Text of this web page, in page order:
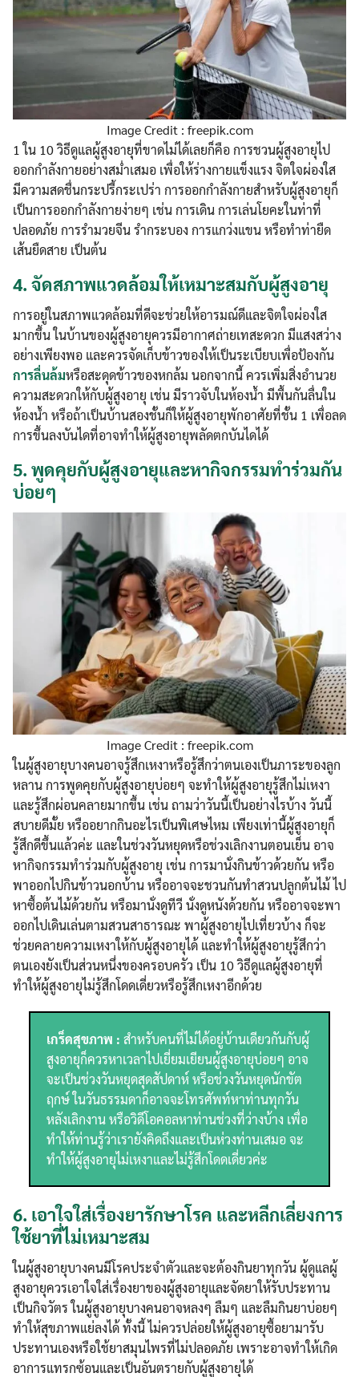
Image Credit : freepik.com
1 ใน 10 วิธีดูแลผู้สูงอายุที่ขาดไม่ได้เลยก็คือ การชวนผู้สูงอายุไป
ออกกำลังกายอย่างสม่ำเสมอ เพื่อให้ร่างกายแข็งแรง จิตใจผ่องใส
มีความสดชื่นกระปรี้กระเปร่า การออกกำลังกายสำหรับผู้สูงอายุก็
เป็นการออกกำลังกายง่ายๆ เช่น การเดิน การเล่นโยคะในท่าที่
ปลอดภัย การรำมวยจีน รำกระบอง การแกว่งแขน หรือทำท่ายืด
เส้นยืดสาย เป็นต้น
4. จัดสภาพแวดล้อมให้เหมาะสมกับผู้สูงอายุ
การอยู่ในสภาพแวดล้อมที่ดีจะช่วยให้อารมณ์ดีและจิตใจผ่องใส
มากขึ้น ในบ้านของผู้สูงอายุควรมีอากาศถ่ายเทสะดวก มีแสงสว่าง
อย่างเพียงพอ และควรจัดเก็บข้าวของให้เป็นระเบียบเพื่อป้องกัน
การลื่นล้มหรือสะดุดข้าวของหกล้ม นอกจากนี้ ควรเพิ่มสิ่งอำนวย
ความสะดวกให้กับผู้สูงอายุ เช่น มีราวจับในห้องน้ำ มีพื้นกันลื่นใน
ห้องน้ำ หรือถ้าเป็นบ้านสองชั้นก็ให้ผู้สูงอายุพักอาศัยที่ชั้น 1 เพื่อลด
การขึ้นลงบันไดที่อาจทำให้ผู้สูงอายุพลัดตกบันไดได้
5. พูดคุยกับผู้สูงอายุและหากิจกรรมทำร่วมกัน
บ่อยๆ
Image Credit : freepik.com
ในผู้สูงอายุบางคนอาจรู้สึกเหงาหรือรู้สึกว่าตนเองเป็นภาระของลูก
หลาน การพูดคุยกับผู้สูงอายุบ่อยๆ จะทำให้ผู้สูงอายุรู้สึกไม่เหงา
และรู้สึกผ่อนคลายมากขึ้น เช่น ถามว่าวันนี้เป็นอย่างไรบ้าง วันนี้
สบายดีมั้ย หรืออยากกินอะไรเป็นพิเศษไหม เพียงเท่านี้ผู้สูงอายุก็
รู้สึกดีขึ้นแล้วค่ะ และในช่วงวันหยุดหรือช่วงเลิกงานตอนเย็น อาจ
หากิจกรรมทำร่วมกับผู้สูงอายุ เช่น การมานั่งกินข้าวด้วยกัน หรือ
พาออกไปกินข้าวนอกบ้าน หรืออาจจะชวนกันทำสวนปลูกต้นไม้ ไป
หาซื้อต้นไม้ด้วยกัน หรือมานั่งดูทีวี นั่งดูหนังด้วยกัน หรืออาจจะพา
ออกไปเดินเล่นตามสวนสาธารณะ พาผู้สูงอายุไปเที่ยวบ้าง ก็จะ
ช่วยคลายความเหงาให้กับผู้สูงอายุได้ และทำให้ผู้สูงอายุรู้สึกว่า
ตนเองยังเป็นส่วนหนึ่งของครอบครัว เป็น 10 วิธีดูแลผู้สูงอายุที่
ทำให้ผู้สูงอายุไม่รู้สึกโดดเดี่ยวหรือรู้สึกเหงาอีกด้วย
เกร็ดสุขภาพ : สำหรับคนที่ไม่ได้อยู่บ้านเดียวกันกับผู้
สูงอายุก็ควรหาเวลาไปเยี่ยมเยียนผู้สูงอายุบ่อยๆ อาจ
จะเป็นช่วงวันหยุดสุดสัปดาห์ หรือช่วงวันหยุดนักขัต
ฤกษ์ ในวันธรรมดาก็อาจจะโทรศัพท์หาท่านทุกวัน
หลังเลิกงาน หรือวิดีโอคอลหาท่านช่วงที่ว่างบ้าง เพื่อ
ทำให้ท่านรู้ว่าเรายังคิดถึงและเป็นห่วงท่านเสมอ จะ
ทำให้ผู้สูงอายุไม่เหงาและไม่รู้สึกโดดเดี่ยวค่ะ
6. เอาใจใส่เรื่องยารักษาโรค และหลีกเลี่ยงการ
ใช้ยาที่ไม่เหมาะสม
ในผู้สูงอายุบางคนมีโรคประจำตัวและจะต้องกินยาทุกวัน ผู้ดูแลผู้
สูงอายุควรเอาใจใส่เรื่องยาของผู้สูงอายุและจัดยาให้รับประทาน
เป็นกิจวัตร ในผู้สูงอายุบางคนอาจหลงๆ ลืมๆ และลืมกินยาบ่อยๆ
ทำให้สุขภาพแย่ลงได้ ทั้งนี้ ไม่ควรปล่อยให้ผู้สูงอายุซื้อยามารับ
ประทานเองหรือใช้ยาสมุนไพรที่ไม่ปลอดภัย เพราะอาจทำให้เกิด
อาการแทรกซ้อนและเป็นอันตรายกับผู้สูงอายุได้